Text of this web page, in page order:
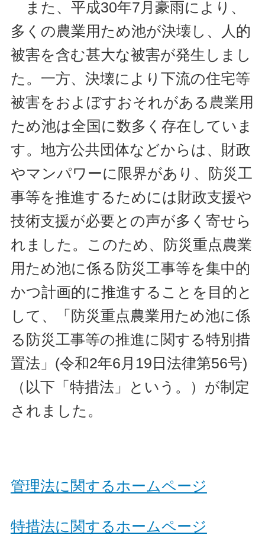
また、平成30年7月豪雨により、
多くの農業用ため池が決壊し、人的
被害を含む甚大な被害が発生しまし
た。一方、決壊により下流の住宅等
被害をおよぼすおそれがある農業用
ため池は全国に数多く存在していま
す。地方公共団体などからは、財政
やマンパワーに限界があり、防災工
事等を推進するためには財政支援や
技術支援が必要との声が多く寄せら
れました。このため、防災重点農業
用ため池に係る防災工事等を集中的
かつ計画的に推進することを目的と
して、「防災重点農業用ため池に係
る防災工事等の推進に関する特別措
置法」(令和2年6月19日法律第56号)
（以下「特措法」という。）が制定
されました。
管理法に関するホームページ
特措法に関するホームページ